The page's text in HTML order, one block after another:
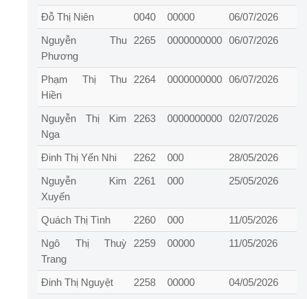
Đỗ Thị Niên 0040 00000
06/07/2026
Nguyễn Thu
Phương
2265 0000000000 06/07/2026
Phạm Thị Thu
Hiền
2264 0000000000 06/07/2026
Nguyễn Thị Kim
Nga
2263 0000000000 02/07/2026
Đinh Thị Yến Nhi 2262 000
28/05/2026
Nguyễn Kim
Xuyến
2261 000 25/05/2026
Quách Thị Tình 2260 000
11/05/2026
Ngô Thị Thuỳ
Trang
2259 00000 11/05/2026
Đinh Thị Nguyệt 2258 00000
04/05/2026